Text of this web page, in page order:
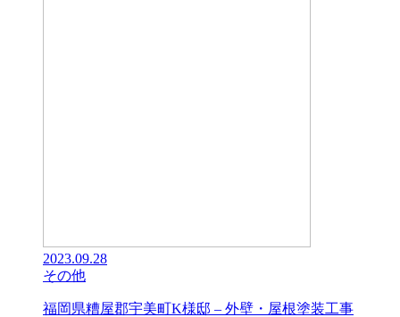
2023.09.28
その他
福岡県糟屋郡宇美町K様邸 – 外壁・屋根塗装工事